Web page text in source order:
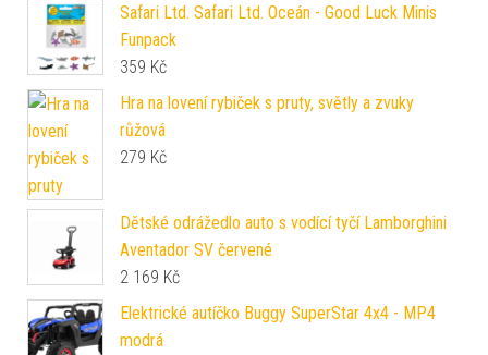
Safari Ltd. Safari Ltd. Oceán - Good Luck Minis
Funpack
359 Kč
Hra na lovení rybiček s pruty, světly a zvuky
růžová
279 Kč
Dětské odrážedlo auto s vodící tyčí Lamborghini
Aventador SV červené
2 169 Kč
Elektrické autíčko Buggy SuperStar 4x4 - MP4
modrá